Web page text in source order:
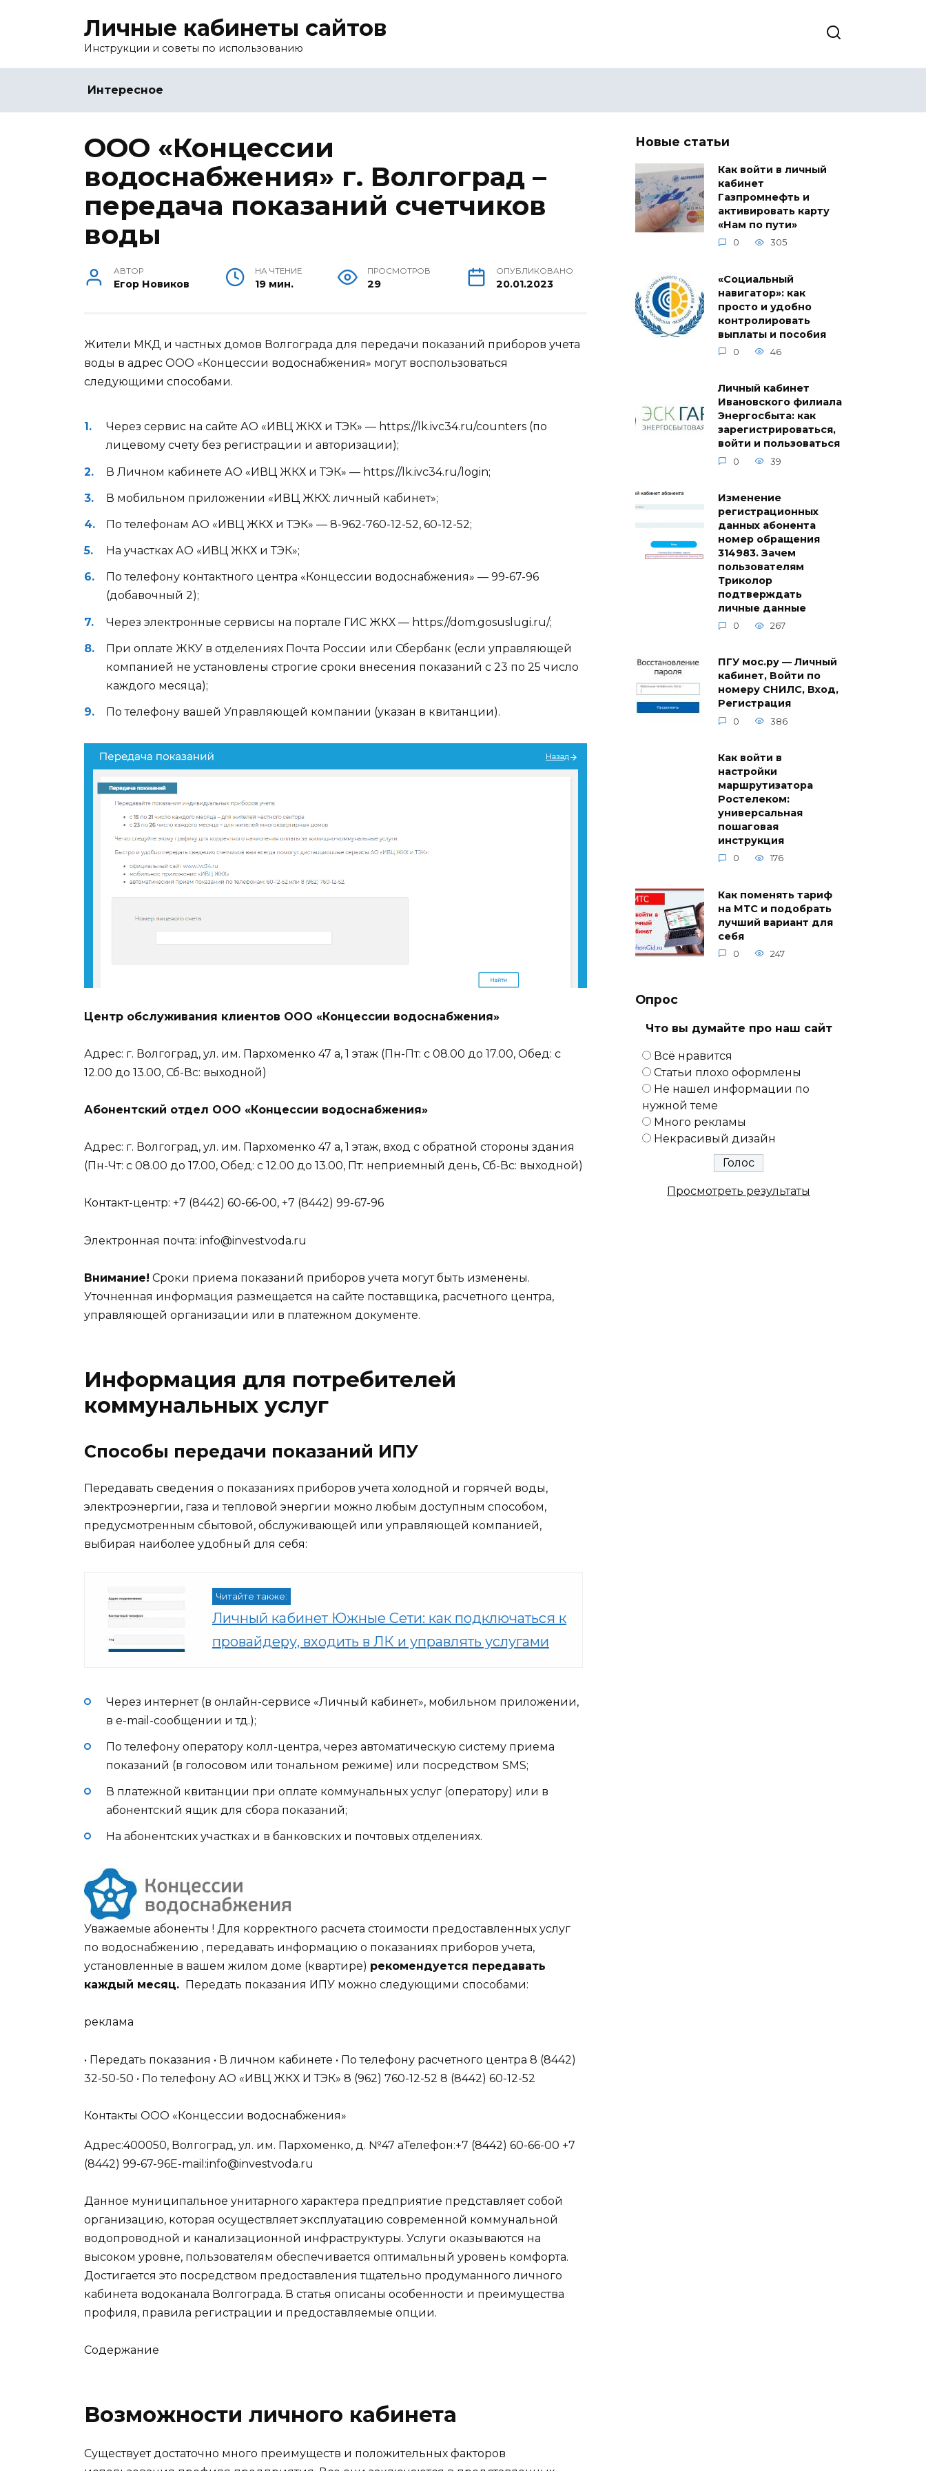
Личные кабинеты сайтов
Инструкции и советы по использованию
Интересное
ООО «Концессии
водоснабжения» г. Волгоград –
передача показаний счетчиков
воды
АВТОР
Егор Новиков
НА ЧТЕНИЕ
19 мин.
ПРОСМОТРОВ
29
ОПУБЛИКОВАНО
20.01.2023
Жители МКД и частных домов Волгограда для передачи показаний приборов учета
воды в адрес ООО «Концессии водоснабжения» могут воспользоваться
следующими способами.
Через сервис на сайте АО «ИВЦ ЖКХ и ТЭК» — https://lk.ivc34.ru/counters (по
лицевому счету без регистрации и авторизации);
В Личном кабинете АО «ИВЦ ЖКХ и ТЭК» — https://lk.ivc34.ru/login;
В мобильном приложении «ИВЦ ЖКХ: личный кабинет»;
По телефонам АО «ИВЦ ЖКХ и ТЭК» — 8-962-760-12-52, 60-12-52;
На участках АО «ИВЦ ЖКХ и ТЭК»;
По телефону контактного центра «Концессии водоснабжения» — 99-67-96
(добавочный 2);
Через электронные сервисы на портале ГИС ЖКХ — https://dom.gosuslugi.ru/;
При оплате ЖКУ в отделениях Почта России или Сбербанк (если управляющей
компанией не установлены строгие сроки внесения показаний с 23 по 25 число
каждого месяца);
По телефону вашей Управляющей компании (указан в квитанции).
Центр обслуживания клиентов ООО «Концессии водоснабжения»
Адрес: г. Волгоград, ул. им. Пархоменко 47 а, 1 этаж (Пн-Пт: с 08.00 до 17.00, Обед: с
12.00 до 13.00, Сб-Вс: выходной)
Абонентский отдел ООО «Концессии водоснабжения»
Адрес: г. Волгоград, ул. им. Пархоменко 47 а, 1 этаж, вход с обратной стороны здания
(Пн-Чт: с 08.00 до 17.00, Обед: с 12.00 до 13.00, Пт: неприемный день, Сб-Вс: выходной)
Контакт-центр: +7 (8442) 60-66-00, +7 (8442) 99-67-96
Электронная почта: info@investvoda.ru
Внимание! Сроки приема показаний приборов учета могут быть изменены.
Уточненная информация размещается на сайте поставщика, расчетного центра,
управляющей организации или в платежном документе.
Информация для потребителей
коммунальных услуг
Способы передачи показаний ИПУ
Передавать сведения о показаниях приборов учета холодной и горячей воды,
электроэнергии, газа и тепловой энергии можно любым доступным способом,
предусмотренным сбытовой, обслуживающей или управляющей компанией,
выбирая наиболее удобный для себя:
Читайте также:
Личный кабинет Южные Сети: как подключаться к
провайдеру, входить в ЛК и управлять услугами
Через интернет (в онлайн-сервисе «Личный кабинет», мобильном приложении,
в e-mail-сообщении и тд.);
По телефону оператору колл-центра, через автоматическую систему приема
показаний (в голосовом или тональном режиме) или посредством SMS;
В платежной квитанции при оплате коммунальных услуг (оператору) или в
абонентский ящик для сбора показаний;
На абонентских участках и в банковских и почтовых отделениях.
Уважаемые абоненты ! Для корректного расчета стоимости предоставленных услуг
по водоснабжению , передавать информацию о показаниях приборов учета,
установленные в вашем жилом доме (квартире) рекомендуется передавать
каждый месяц. Передать показания ИПУ можно следующими способами:
реклама
• Передать показания • В личном кабинете • По телефону расчетного центра 8 (8442)
32-50-50 • По телефону АО «ИВЦ ЖКХ И ТЭК» 8 (962) 760-12-52 8 (8442) 60-12-52
Контакты ООО «Концессии водоснабжения»
Адрес:400050, Волгоград, ул. им. Пархоменко, д. №47 аТелефон:+7 (8442) 60-66-00 +7
(8442) 99-67-96E-mail:info@investvoda.ru
Данное муниципальное унитарного характера предприятие представляет собой
организацию, которая осуществляет эксплуатацию современной коммунальной
водопроводной и канализационной инфраструктуры. Услуги оказываются на
высоком уровне, пользователям обеспечивается оптимальный уровень комфорта.
Достигается это посредством предоставления тщательно продуманного личного
кабинета водоканала Волгограда. В статья описаны особенности и преимущества
профиля, правила регистрации и предоставляемые опции.
Содержание
Возможности личного кабинета
Существует достаточно много преимуществ и положительных факторов
Новые статьи
Как войти в личный
кабинет
Газпромнефть и
активировать карту
«Нам по пути»
0 305
«Социальный
навигатор»: как
просто и удобно
контролировать
выплаты и пособия
0 46
Личный кабинет
Ивановского филиала
Энергосбыта: как
зарегистрироваться,
войти и пользоваться
0 39
Изменение
регистрационных
данных абонента
номер обращения
314983. Зачем
пользователям
Триколор
подтверждать
личные данные
0 267
ПГУ мос.ру — Личный
кабинет, Войти по
номеру СНИЛС, Вход,
Регистрация
0 386
Как войти в
настройки
маршрутизатора
Ростелеком:
универсальная
пошаговая
инструкция
0 176
Как поменять тариф
на МТС и подобрать
лучший вариант для
себя
0 247
Опрос
Что вы думайте про наш сайт
Всё нравится
Статьи плохо оформлены
Не нашел информации по
нужной теме
Много рекламы
Некрасивый дизайн
Просмотреть результаты